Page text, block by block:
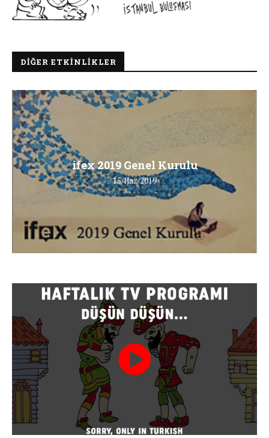
DIĞER ETKINLIKLER
ifex 2019 Genel Kurulu
15/Haz/2019